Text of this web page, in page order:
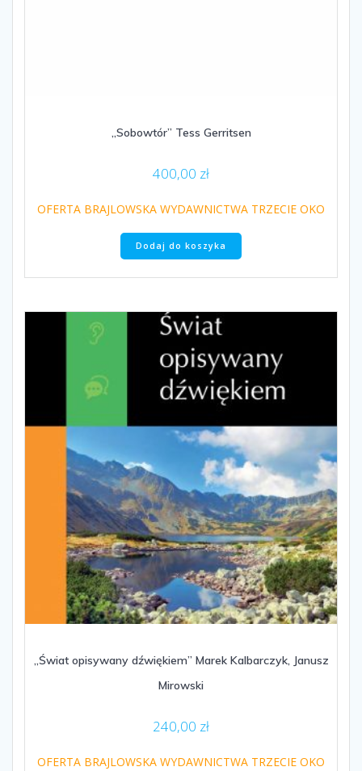
„Sobowtór” Tess Gerritsen
400,00 zł
OFERTA BRAJLOWSKA WYDAWNICTWA TRZECIE OKO
Dodaj do koszyka
„Świat opisywany dźwiękiem” Marek Kalbarczyk, Janusz
Mirowski
240,00 zł
OFERTA BRAJLOWSKA WYDAWNICTWA TRZECIE OKO